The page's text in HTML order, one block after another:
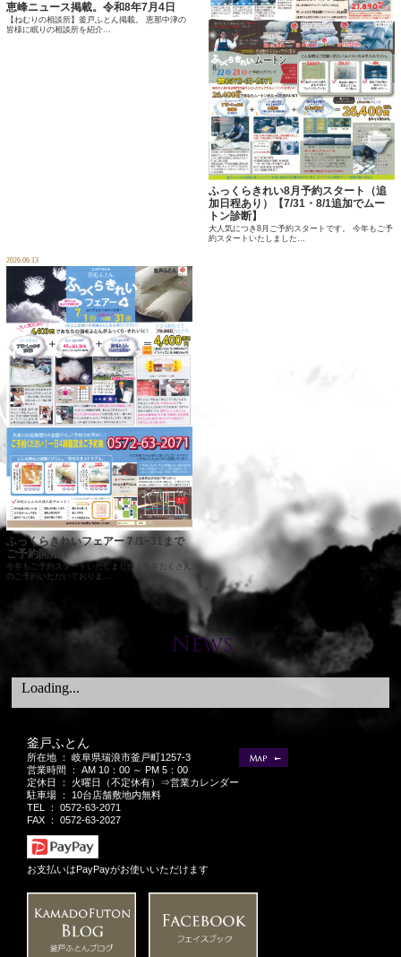
恵峰ニュース掲載。令和8年7月4日
【ねむりの相談所】釜戸ふとん掲載。 恵那中津の
皆様に眠りの相談所を紹介...
ふっくらきれい8月予約スタート（追
加日程あり）【7/31・8/1追加でムー
トン診断】
大人気につき8月ご予約スタートです。 今年もご予
約スタートいたしました...
2026.06.13
ふっくらきれいフェアー７/1~31まで
ご予約開始！
今年もご予約スタートいたしました！毎年たくさん
のご予約いただいておりま...
Loading...
釜戸ふとん
所在地 ： 岐阜県瑞浪市釜戸町1257-3
営業時間 ： AM 10：00 ～ PM 5：00
定休日 ： 火曜日（不定休有） ⇒営業カレンダー
駐車場 ： 10台店舗敷地内無料
TEL ： 0572-63-2071
FAX ： 0572-63-2027
お支払いはPayPayがお使いいただけます